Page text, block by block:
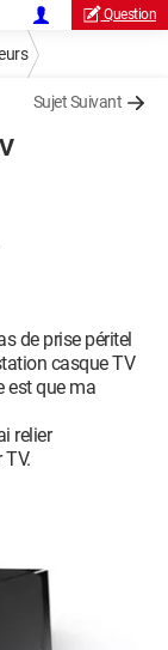
Question
Sujet Suivant
de prise péritel
casque TV
est que ma
relier